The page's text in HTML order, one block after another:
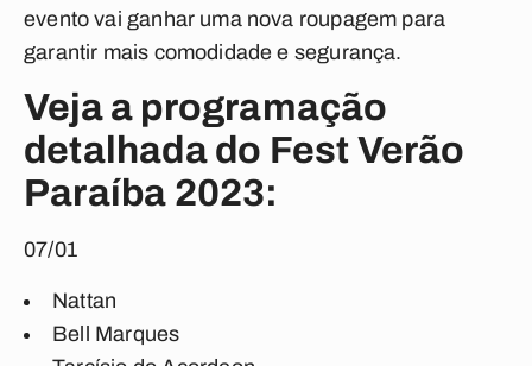
evento vai ganhar uma nova roupagem para
garantir mais comodidade e segurança.
Veja a programação
detalhada do Fest Verão
Paraíba 2023:
07/01
Nattan
Bell Marques